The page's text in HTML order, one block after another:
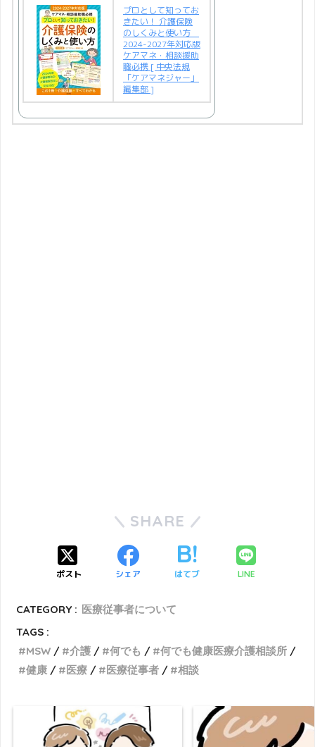
プロとして知ってお
きたい！ 介護保険
のしくみと使い方
2024-2027年対応版
ケアマネ・相談援助
職必携 [ 中央法規
「ケアマネジャー」
編集部 ]
SHARE
ポスト シェア はてブ LINE
CATEGORY : 医療従事者について
TAGS :
MSW
介護 何でも
何でも健康医療介護相談所
健康
医療 医療従事者 相談